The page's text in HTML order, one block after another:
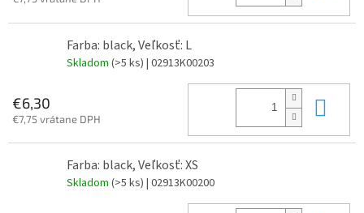
Farba: black, Veľkosť: L
Skladom (>5 ks) | 02913K00203
€6,30
€7,75 vrátane DPH
Farba: black, Veľkosť: XS
Skladom (>5 ks) | 02913K00200